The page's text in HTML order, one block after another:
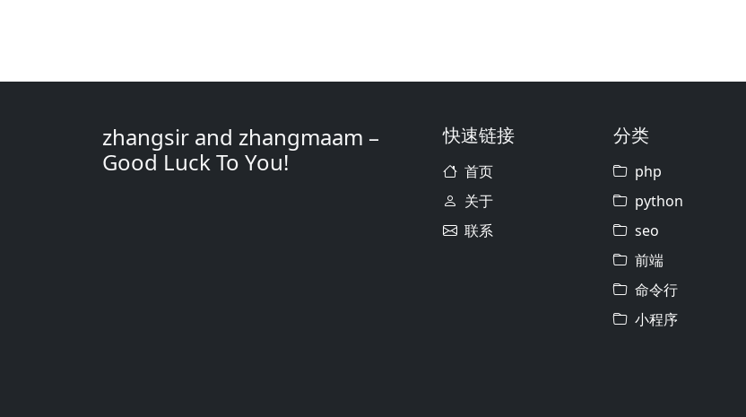
zhangsir and zhangmaam –
Good Luck To You!
快速链接
首页
关于
联系
分类
php
python
seo
前端
命令行
小程序